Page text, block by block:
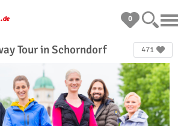
0
Tour in Schorndorf 471